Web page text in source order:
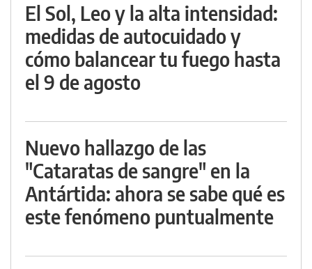
El Sol, Leo y la alta intensidad:
medidas de autocuidado y
cómo balancear tu fuego hasta
el 9 de agosto
Nuevo hallazgo de las
"Cataratas de sangre" en la
Antártida: ahora se sabe qué es
este fenómeno puntualmente